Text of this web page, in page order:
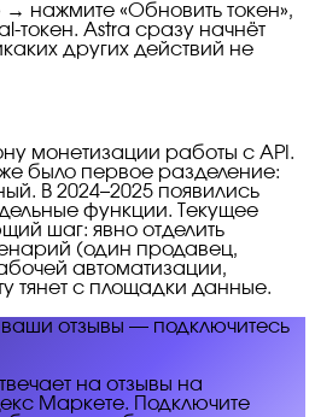
нажмите «Обновить токен»,
токен. Astra сразу начнёт
других действий не
монетизации работы с API.
было первое разделение:
В 2024–2025 появились
функции. Текущее
шаг: явно отделить
(один продавец,
автоматизации,
тянет с площадки данные.
ваши отзывы — подключитесь
на отзывы на
Маркете. Подключите